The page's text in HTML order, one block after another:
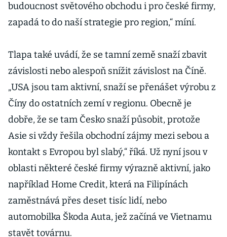
budoucnost světového obchodu i pro české firmy,
zapadá to do naší strategie pro region,“ míní.
Tlapa také uvádí, že se tamní země snaží zbavit
závislosti nebo alespoň snížit závislost na Číně.
„USA jsou tam aktivní, snaží se přenášet výrobu z
Číny do ostatních zemí v regionu. Obecně je
dobře, že se tam Česko snaží působit, protože
Asie si vždy řešila obchodní zájmy mezi sebou a
kontakt s Evropou byl slabý,“ říká. Už nyní jsou v
oblasti některé české firmy výrazně aktivní, jako
například Home Credit, která na Filipínách
zaměstnává přes deset tisíc lidí, nebo
automobilka Škoda Auta, jež začíná ve Vietnamu
stavět továrnu.